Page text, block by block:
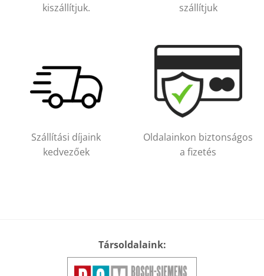
kiszállítjuk.
szállítjuk
Szállítási díjaink
kedvezőek
Oldalainkon biztonságos
a fizetés
Társoldalaink: